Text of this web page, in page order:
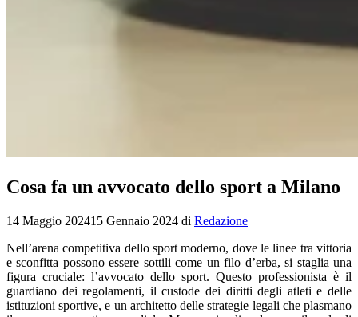
Cosa fa un avvocato dello sport a Milano
14 Maggio 202415 Gennaio 2024 di Redazione
Nell’arena competitiva dello sport moderno, dove le linee tra vittoria
e sconfitta possono essere sottili come un filo d’erba, si staglia una
figura cruciale: l’avvocato dello sport. Questo professionista è il
guardiano dei regolamenti, il custode dei diritti degli atleti e delle
istituzioni sportive, e un architetto delle strategie legali che plasmano